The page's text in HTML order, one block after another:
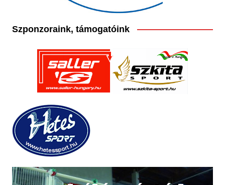
Szponzoraink, támogatóink